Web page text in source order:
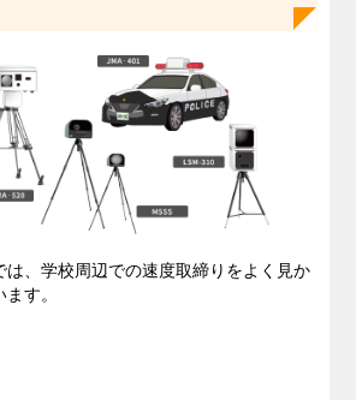
は、学校周辺での速度取締りをよく見か
す。